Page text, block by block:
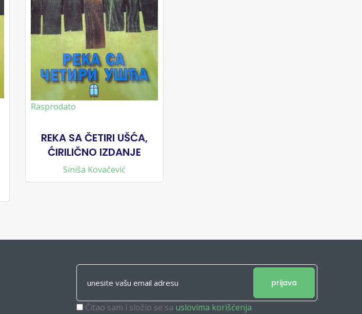
Rasprodato
REKA SA ČETIRI UŠĆA,
ĆIRILIČNO IZDANJE
Siniša Kovačević
prijava
Čitao sam i složio se sa uslovima korišćenja